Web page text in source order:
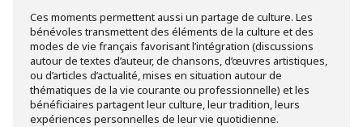
Ces moments permettent aussi un partage de culture. Les
bénévoles transmettent des éléments de la culture et des
modes de vie français favorisant l’intégration (discussions
autour de textes d’auteur, de chansons, d’œuvres artistiques,
ou d’articles d’actualité, mises en situation autour de
thématiques de la vie courante ou professionnelle) et les
bénéficiaires partagent leur culture, leur tradition, leurs
expériences personnelles de leur vie quotidienne.